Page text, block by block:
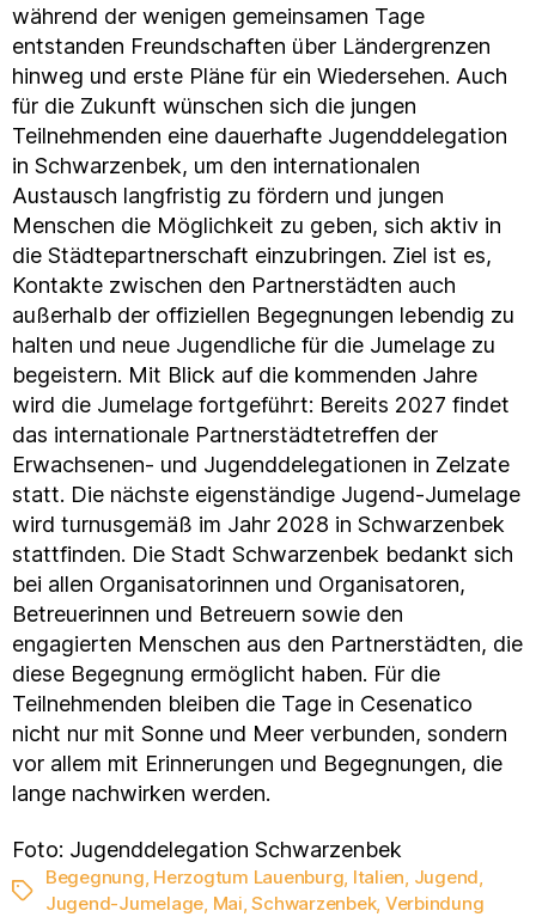
während der wenigen gemeinsamen Tage
entstanden Freundschaften über Ländergrenzen
hinweg und erste Pläne für ein Wiedersehen. Auch
für die Zukunft wünschen sich die jungen
Teilnehmenden eine dauerhafte Jugenddelegation
in Schwarzenbek, um den internationalen
Austausch langfristig zu fördern und jungen
Menschen die Möglichkeit zu geben, sich aktiv in
die Städtepartnerschaft einzubringen. Ziel ist es,
Kontakte zwischen den Partnerstädten auch
außerhalb der offiziellen Begegnungen lebendig zu
halten und neue Jugendliche für die Jumelage zu
begeistern. Mit Blick auf die kommenden Jahre
wird die Jumelage fortgeführt: Bereits 2027 findet
das internationale Partnerstädtetreffen der
Erwachsenen- und Jugenddelegationen in Zelzate
statt. Die nächste eigenständige Jugend-Jumelage
wird turnusgemäß im Jahr 2028 in Schwarzenbek
stattfinden. Die Stadt Schwarzenbek bedankt sich
bei allen Organisatorinnen und Organisatoren,
Betreuerinnen und Betreuern sowie den
engagierten Menschen aus den Partnerstädten, die
diese Begegnung ermöglicht haben. Für die
Teilnehmenden bleiben die Tage in Cesenatico
nicht nur mit Sonne und Meer verbunden, sondern
vor allem mit Erinnerungen und Begegnungen, die
lange nachwirken werden.
Foto: Jugenddelegation Schwarzenbek
Schlagwörter
Begegnung, Herzogtum Lauenburg, Italien, Jugend,
Jugend-Jumelage, Mai,Schwarzenbek, Verbindung